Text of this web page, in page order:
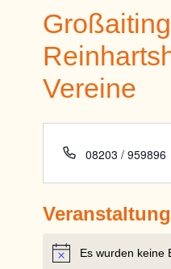
Vereine
Telefon
08203 / 959896
HinweisEs wurden keine